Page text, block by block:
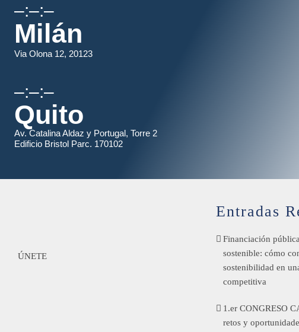
–:–:–
Milán
Via Olona 12, 20123
–:–:–
Quito
Av. Catalina Aldaz y Portugal, Torre 2
Edificio Bristol Parc. 170102
ÚNETE
Entradas
Financiación
sostenible: cómo
sostenibilidad en
competitiva
1.er CONGRESO
retos y